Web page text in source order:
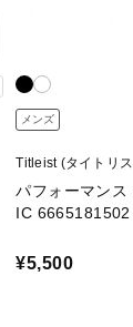
メンズ
Titleist (タイトリ
パフォーマン
IC 6665181502
¥5,500